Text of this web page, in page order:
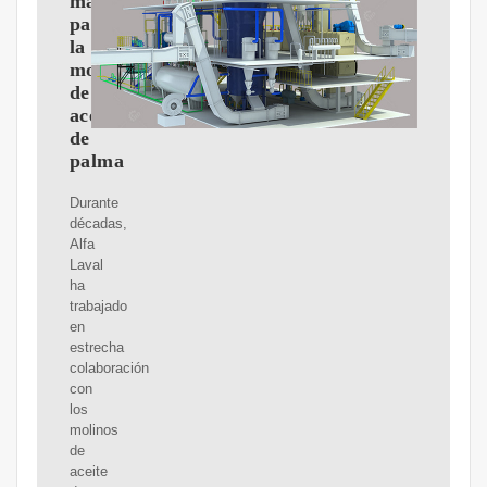
para
la
molienda
de
aceite
de
palma
Durante
décadas,
Alfa
Laval
ha
trabajado
en
estrecha
colaboración
con
los
molinos
de
aceite